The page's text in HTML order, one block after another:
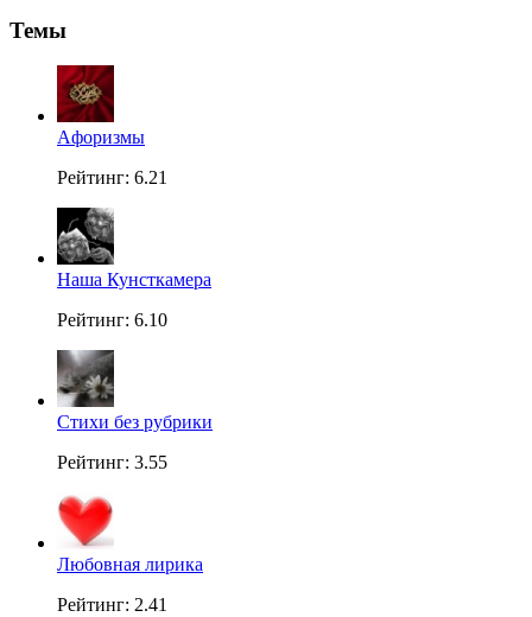
Темы
Aфоризмы
Рейтинг: 6.21
Наша Кунсткамера
Рейтинг: 6.10
Стихи без рубрики
Рейтинг: 3.55
Любовная лирика
Рейтинг: 2.41